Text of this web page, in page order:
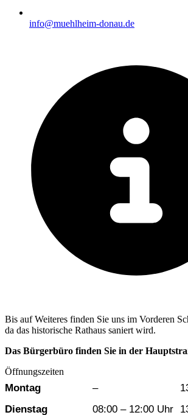
info@muehlheim-donau.de
Bis auf Weiteres finden Sie uns im Vorderen
da das historische Rathaus saniert wird.
Das Bürgerbüro finden Sie in der
Öffnungszeiten
Wochentag Vormittag
Montag –
Dienstag
08:00 – 12:00 Uhr